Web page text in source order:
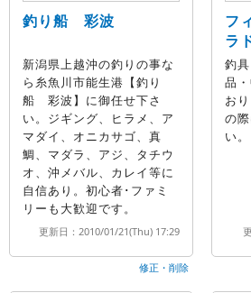
釣り船 彩波
新潟県上越沖の釣りの事な
ら糸魚川市能生港【釣り
船 彩波】に御任せ下さ
い。ジギング、ヒラメ、ア
マダイ、オニカサゴ、真
鯛、マダラ、アジ、タチウ
オ、沖メバル、カレイ等に
自信あり。初心者･ファミ
リーも大歓迎です。
更新日：2010/01/21(Thu) 17:29
修正・削除
フ
ラ
釣
品
お
の
い。